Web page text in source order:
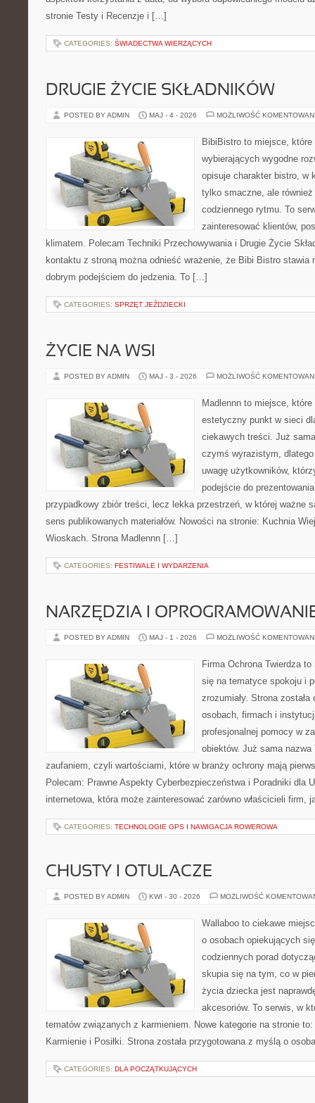
stronie Testy i Recenzje i […]
CATEGORIES: ŚWIADECTWA WIERZĄCYCH
DRUGIE ŻYCIE SKŁADNIKÓW
POSTED BY ADMIN MAJ - 4 - 2026 MOŻLIWOŚĆ
BibiBistro to miejsce,
wybierających wygodne
opisuje charakter bistro, w
tylko smaczne, ale również
codziennego rytmu. To
zainteresować klientów,
klimatem. Polecam Techniki Przechowywania i Drugie Życie
kontaktu z stroną można odnieść wrażenie, że Bibi Bistro stawia
dobrym podejściem do jedzenia. To […]
CATEGORIES: SPRZĘT JEŹDZIECKI
ŻYCIE NA WSI
POSTED BY ADMIN MAJ - 3 - 2026 MOŻLIWOŚĆ
Madlennn to miejsce,
estetyczny punkt w sieci
ciekawych treści. Już
czymś wyrazistym,
uwagę użytkowników,
podejście do
przypadkowy zbiór treści, lecz lekka przestrzeń, w której ważne
sens publikowanych materiałów. Nowości na stronie: Kuchnia
Wioskach. Strona Madlennn […]
CATEGORIES: FESTIWALE I WYDARZENIA
NARZĘDZIA I
POSTED BY ADMIN MAJ - 1 - 2026 MOŻLIWOŚĆ
Firma Ochrona Twierdza
się na tematyce spokoju i
zrozumiały. Strona
osobach, firmach i
profesjonalnej pomocy w
obiektów. Już sama
zaufaniem, czyli wartościami, które w branży ochrony mają
Polecam: Prawne Aspekty Cyberbezpieczeństwa i Poradniki dla
internetowa, która może zainteresować zarówno właścicieli firm,
CATEGORIES: TECHNOLOGIE GPS I NAWIGACJA ROWEROWA
CHUSTY I OTULACZE
POSTED BY ADMIN KWI - 30 - 2026 MOŻLIWOŚĆ
Wallaboo to ciekawe
o osobach opiekujących
codziennych porad
skupia się na tym, co w
życia dziecka jest
akcesoriów. To serwis, w
tematów związanych z karmieniem. Nowe kategorie na stronie
Karmienie i Posiłki. Strona została przygotowana z myślą o
CATEGORIES: DLA POCZĄTKUJĄCYCH